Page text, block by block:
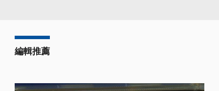
編輯推薦